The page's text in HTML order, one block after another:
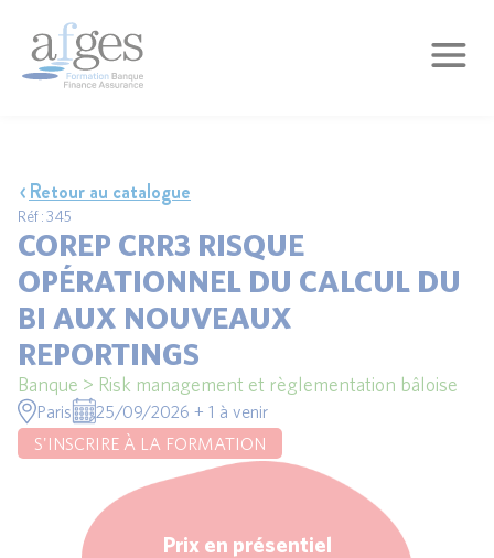
Retour au catalogue
Réf : 345
COREP CRR3 RISQUE
OPÉRATIONNEL DU CALCUL DU
BI AUX NOUVEAUX
REPORTINGS
Banque > Risk management et règlementation bâloise
Paris
25/09/2026 + 1 à venir
S'INSCRIRE À LA FORMATION
Prix en présentiel